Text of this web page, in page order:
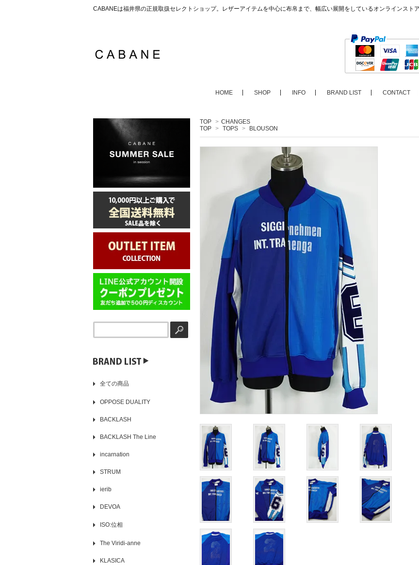
CABANEは福井県の正規取扱セレクトショップ。レザーアイテムを中心に布帛まで、幅広い展開をしているオンラインストア
HOME SHOP INFO BRAND LIST CONTACT
TOP > CHANGES
TOP > TOPS > BLOUSON
▶️
全ての商品
OPPOSE DUALITY
BACKLASH
BACKLASH The Line
incarnation
STRUM
ierib
DEVOA
ISO:位相
The Viridi-anne
KLASICA